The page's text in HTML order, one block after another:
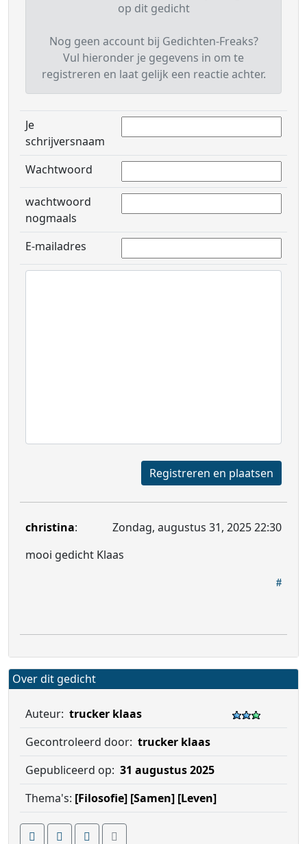
op dit gedicht
Nog geen account bij Gedichten-Freaks?
Vul hieronder je gegevens in om te
registreren en laat gelijk een reactie achter.
Je
schrijversnaam
Wachtwoord
wachtwoord
nogmaals
E-mailadres
Registreren en plaatsen
christina:
Zondag, augustus 31, 2025 22:30
mooi gedicht Klaas
Over dit gedicht
Auteur: trucker klaas
Gecontroleerd door: trucker klaas
Gepubliceerd op: 31 augustus 2025
Thema's: [Filosofie] [Samen] [Leven]